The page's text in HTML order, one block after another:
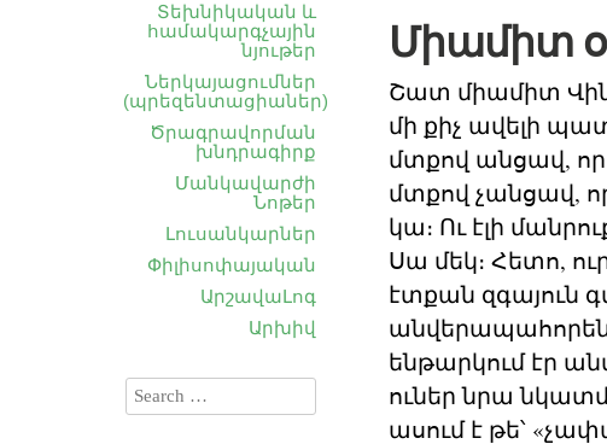
Տեխնիկական և
համակարգչային
նյութեր
Ներկայացումներ
(պրեզենտացիաներ)
Ծրագրավորման
խնդրագիրք
Մանկավարժի
Նոթեր
Լուսանկարներ
Փիլիսոփայական
ԱրշավաԼոգ
Արխիվ
Միամիտ
Շատ միամիտ
մի քիչ ավելի
մտքով անցավ,
մտքով չանցավ,
կա։ Ու էլի
Սա մեկ։ Հետո,
էտքան զգայուն
անվերապահորեն
ենթարկում էր
ուներ նրա
ասում է թե՝